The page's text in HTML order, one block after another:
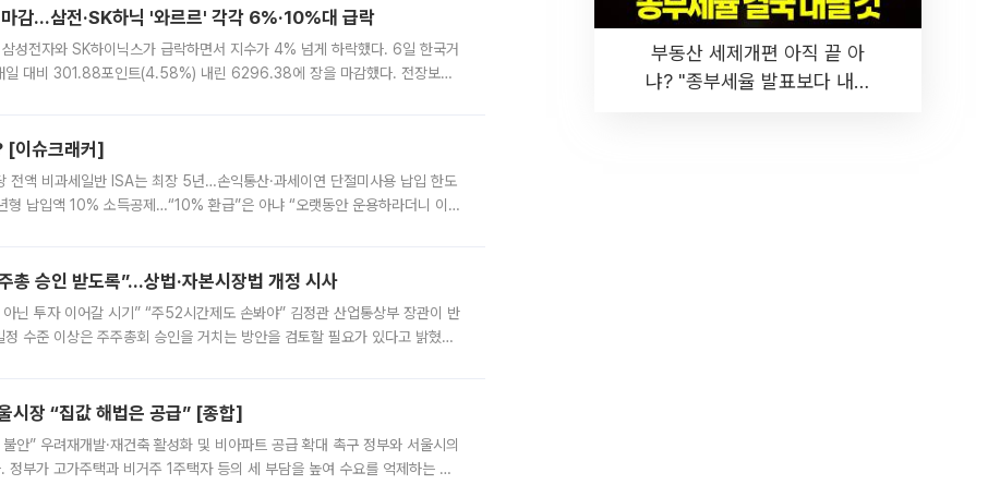
감…삼전·SK하닉 '와르르' 각각 6%·10%대 급락
성전자와 SK하이닉스가 급락하면서 지수가 4% 넘게 하락했다. 6일 한국거
일 대비 301.88포인트(4.58%) 내린 6296.38에 장을 마감했다. 전장보다
[이슈크래커]
전액 비과세일반 ISA는 최장 5년…손익통산·과세이연 단절미사용 납입 한도
형 납입액 10% 소득공제…“10% 환급”은 아냐 “오랫동안 운용하라더니 이제
총 승인 받도록”…상법·자본시장법 개정 시사
닌 투자 이어갈 시기” “주52시간제도 손봐야” 김정관 산업통상부 장관이 반
수준 이상은 주주총회 승인을 거치는 방안을 검토할 필요가 있다고 밝혔다.
시장 “집값 해법은 공급” [종합]
안” 우려재개발·재건축 활성화 및 비아파트 공급 확대 촉구 정부와 서울시의
정부가 고가주택과 비거주 1주택자 등의 세 부담을 높여 수요를 억제하는 카
부동산 세제개편 아직 끝 아
냐? "종부세율 발표보다 내릴